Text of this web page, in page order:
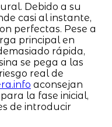
Debido a su
casi al instante,
perfectas. Pese a
principal en
rápida,
se pega a las
real de
aconsejan
la fase inicial,
de introducir